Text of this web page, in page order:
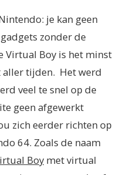
je kan geen
zonder de
Virtual Boy is het minst
tijden. Het werd
veel te snel op de
geen afgewerkt
zich eerder richten op
64. Zoals de naam
Boy met virtual